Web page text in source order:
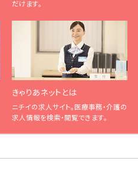
だけます。
きゃりあネットとは
ニチイの求人サイト。医療事務・介護の
求人情報を検索・閲覧できます。